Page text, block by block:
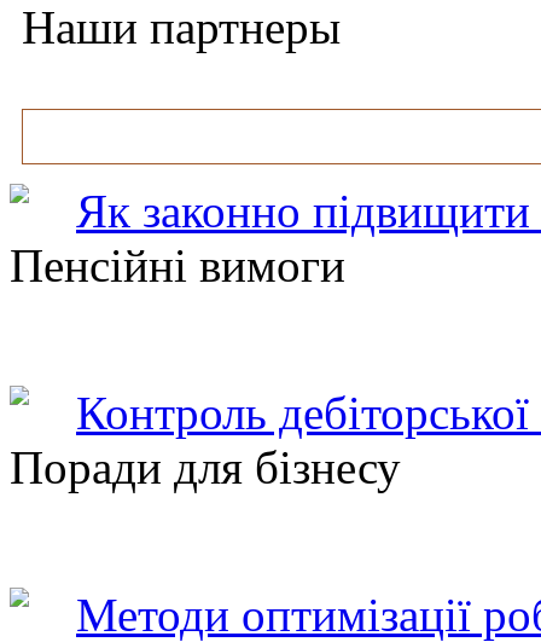
Наши партнеры
Як законно підвищити
Пенсійні вимоги
Контроль
Поради для бізнесу
Методи оптимізації